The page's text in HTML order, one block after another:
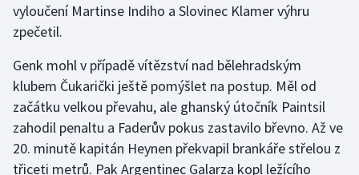
Ostatní
vyloučení Martinse Indiho a Slovinec Klamer výhru
zpečetil.
Genk mohl v případě vítězství nad bělehradským
klubem Čukarički ještě pomýšlet na postup. Měl od
začátku velkou převahu, ale ghanský útočník Paintsil
zahodil penaltu a Faderův pokus zastavilo břevno. Až ve
20. minutě kapitán Heynen překvapil brankáře střelou z
třiceti metrů. Pak Argentinec Galarza kopl ležícího